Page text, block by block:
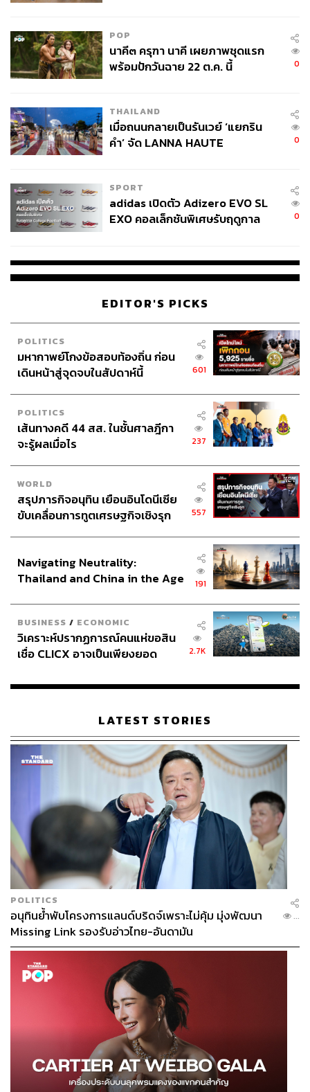
POP
นาคี๓ ครุฑา นาคี เผยภาพชุดแรก
พร้อมปักวันฉาย 22 ต.ค. นี้
0
THAILAND
เมื่อถนนกลายเป็นรันเวย์ ‘แยกริน
คำ’ จัด LANNA HAUTE
0
SPORT
adidas เปิดตัว Adizero EVO SL
EXO คอลเล็กชันพิเศษรับฤดูกาล
0
EDITOR'S PICKS
POLITICS
มหากาพย์โกงข้อสอบท้องถิ่น ก่อน
เดินหน้าสู่จุดจบในสัปดาห์นี้
601
POLITICS
เส้นทางคดี 44 สส. ในชั้นศาลฎีกา
จะรู้ผลเมื่อไร
237
WORLD
สรุปภารกิจอนุทิน เยือนอินโดนีเซีย
ขับเคลื่อนการทูตเศรษฐกิจเชิงรุก
557
Navigating Neutrality:
Thailand and China in the Age
191
BUSINESS / ECONOMIC
วิเคราะห์ปรากฏการณ์คนแห่ขอสิน
เชื่อ CLICX อาจเป็นเพียงยอด
เรือนไทยที่ถูกซุกไว้
2.7K
LATEST STORIES
POLITICS
อนุทินย้ำพับโครงการแลนด์บริดจ์เพราะไม่คุ้ม มุ่งพัฒนา
Missing Link รองรับอ่าวไทย-อันดามัน
...